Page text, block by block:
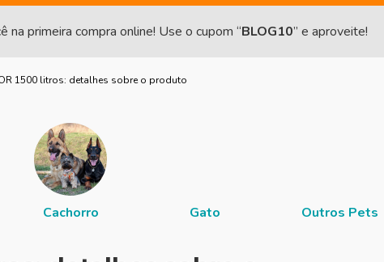
na primeira compra online! Use o cupom “BLOG10” e aproveite!
1500 litros: detalhes sobre o produto
Cachorro Gato Outros Pets